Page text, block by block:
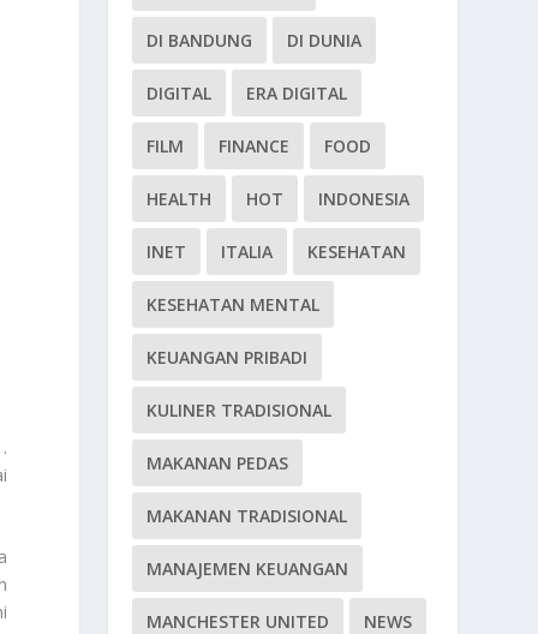
DI BANDUNG DI DUNIA
DIGITAL ERA DIGITAL
FILM FINANCE FOOD
HEALTH HOT INDONESIA
INET ITALIA KESEHATAN
KESEHATAN MENTAL
KEUANGAN PRIBADI
KULINER TRADISIONAL
MAKANAN PEDAS
MAKANAN TRADISIONAL
MANAJEMEN KEUANGAN
MANCHESTER UNITED NEWS